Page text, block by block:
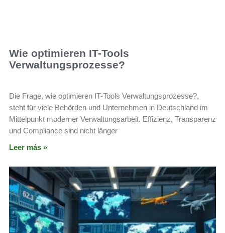
Wie optimieren IT-Tools
Verwaltungsprozesse?
Die Frage, wie optimieren IT-Tools Verwaltungsprozesse?,
steht für viele Behörden und Unternehmen in Deutschland im
Mittelpunkt moderner Verwaltungsarbeit. Effizienz, Transparenz
und Compliance sind nicht länger
Leer más »